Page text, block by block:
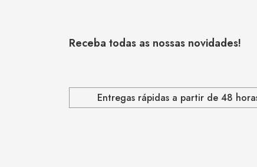
Receba todas as nossas novidades!
Entregas rápidas a partir de 48